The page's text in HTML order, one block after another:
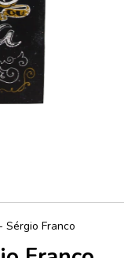
Sérgio Franco